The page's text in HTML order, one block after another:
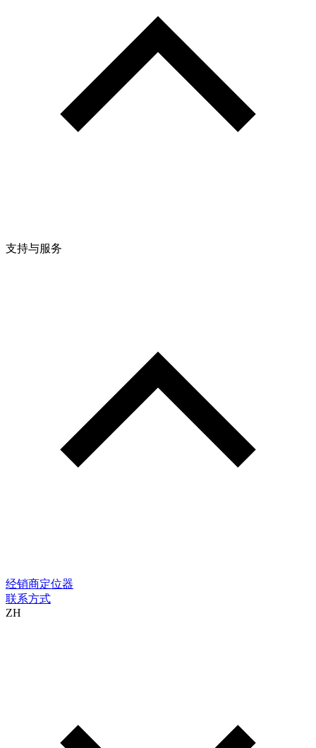
支持与服务
经销商定位器
联系方式
ZH